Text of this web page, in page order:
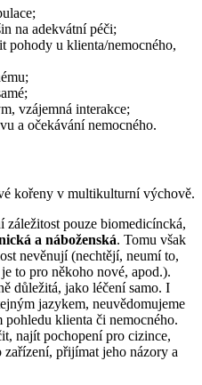
na adekvátní péči;
pohody u klienta/nemocného,
vzájemná interakce;
a očekávání nemocného.
kořeny v multikulturní výchově.
záležitost pouze biomedicíncká,
a náboženská. Tomu však
nevěnují (nechtějí, neumí to,
to pro někoho nové, apod.).
důležitá, jako léčení samo. I
jazykem, neuvědomujeme
klienta či nemocného.
najít pochopení pro cizince,
přijímat jeho názory a